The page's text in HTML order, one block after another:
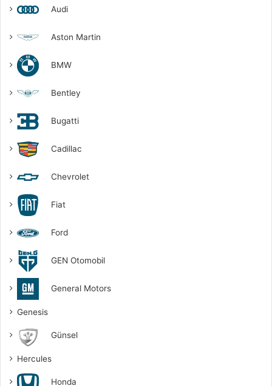
Audi
Aston Martin
BMW
Bentley
Bugatti
Cadillac
Chevrolet
Fiat
Ford
GEN Otomobil
General Motors
Genesis
Günsel
Hercules
Honda